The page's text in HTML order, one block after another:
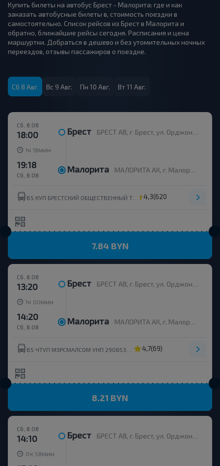
Купить билеты на автобус Брест - Малорита: где и как
заказать автобусные билеты в, стоимость поездки в
самостоятельно. Список рейсов из Брест в Малорита и
обратно, ближайшие рейсы сегодня. Расписания и цена
маршуртки. Добраться в дешево и без утомительных ночных
переездов, отзывы пассажиров о поездке.
Сб 8 Авг. Вс 9 Авг. Пн 10 Авг. Вт 11 Авг.
Сб, 8.08
18:00 Брест БРЕСТ АВ, г. Брест, ул. Орджоникидзе, 12, Беларусь
1ч 18 мин
Сб, 8.08
19:18 Малорита МАЛОРИТА АК, г. Малорита, ул. Вокзальная, 19
4,3(620)
7.84 BYN
Сб, 8.08
13:20 Брест БРЕСТ АВ, г. Брест, ул. Орджоникидзе, 12, Беларусь
1ч 00 мин
Сб, 8.08
14:20 Малорита МАЛОРИТА АК, г. Малорита, ул. Вокзальная, 19
4,7(69)
8.21 BYN
Сб, 8.08
14:10 Брест БРЕСТ АВ, г. Брест, ул. Орджоникидзе, 12, Беларусь
0ч 58 мин